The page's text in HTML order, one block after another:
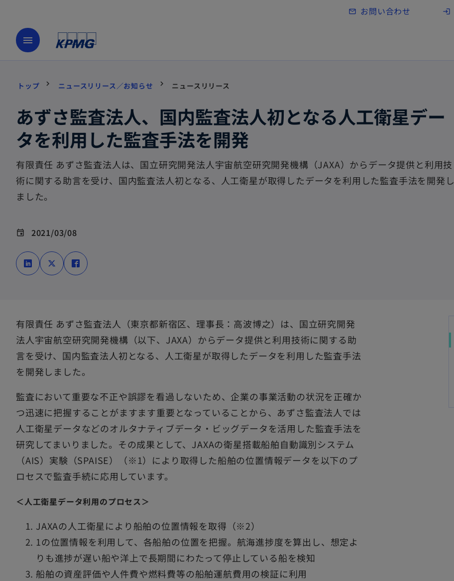
Skip to main content
mail_outline お問い合わせ login
新
開
menu
トップ ニュースリリース／お知らせ ニュースリリース
あずさ監査法人、国内監査法人初となる人工衛星デー
タを利用した監査手法を開発
有限責任 あずさ監査法人は、国立研究開発法人宇宙航空研究開発機構（JAXA）からデータ提供と利用技
術に関する助言を受け、国内監査法人初となる、人工衛星が取得したデータを利用した監査手法を開発し
ました。
event 2021/03/08
新
し
で
開
く
新
し
で
開
で
開
く
有限責任 あずさ監査法人（東京都新宿区、理事長：高波博之）は、国立研究開発
法人宇宙航空研究開発機構（以下、JAXA）からデータ提供と利用技術に関する助
言を受け、国内監査法人初となる、人工衛星が取得したデータを利用した監査手法
を開発しました。
監査において重要な不正や誤謬を看過しないため、企業の事業活動の状況を正確か
つ迅速に把握することがますます重要となっていることから、あずさ監査法人では
人工衛星データなどのオルタナティブデータ・ビッグデータを活用した監査手法を
研究してまいりました。その成果として、JAXAの衛星搭載船舶自動識別システム
（AIS）実験（SPAISE）（※1）により取得した船舶の位置情報データを以下のプ
ロセスで監査手続に応用しています。
＜人工衛星データ利用のプロセス＞
JAXAの人工衛星により船舶の位置情報を取得（※2）
1の位置情報を利用して、各船舶の位置を把握。航海進捗度を算出し、想定よ
りも進捗が遅い船や洋上で長期間にわたって停止している船を検知
船舶の資産評価や人件費や燃料費等の船舶運航費用の検証に利用